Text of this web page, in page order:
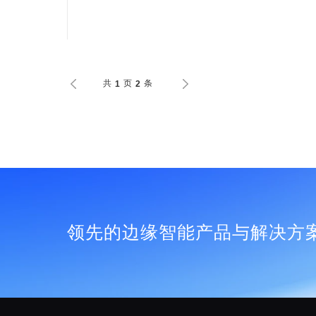
共 1 页 2 条
领先的边缘智能产品与解决方